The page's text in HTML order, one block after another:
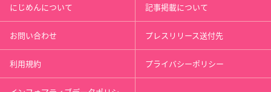
にじめんについて 記事掲載について
お問い合わせ プレスリリース送付先
利用規約 プライバシーポリシー